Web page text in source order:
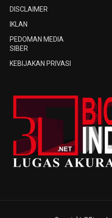
DISCLAIMER
IKLAN
PEDOMAN MEDIA
SIBER
KEBIJAKAN PRIVASI